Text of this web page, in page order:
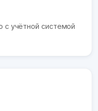
с учётной системой